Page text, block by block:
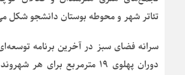
تئاتر شهر و محوطه بوستان دانشجو شکل
سرانه فضای سبز در آخرین برنامه
دوران پهلوی ۱۹ مترمربع برای هر